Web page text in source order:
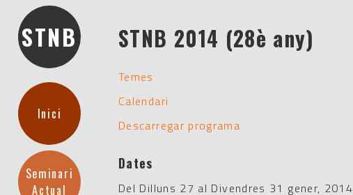
STNB
Inici
Seminari
Actual
STNB 2014 (28è any)
Temes
Calendari
Descarregar programa
Dates
Del Dilluns 27 al Divendres 31 gener, 2014